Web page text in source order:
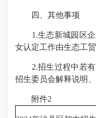
四、其他事项
1.生态新城园区企
女认定工作由生态工
2.招生过程中若有
招生委员会解释说明、
附件2